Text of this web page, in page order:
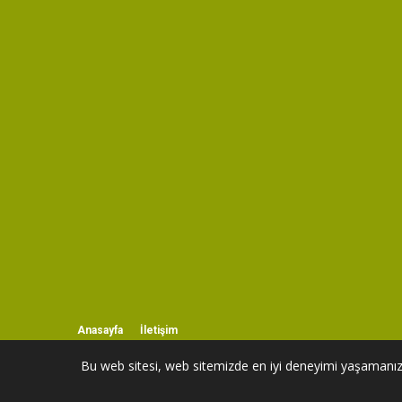
Bu web sitesi, web sitemizde en iyi deneyimi
Anasayfa İletişim